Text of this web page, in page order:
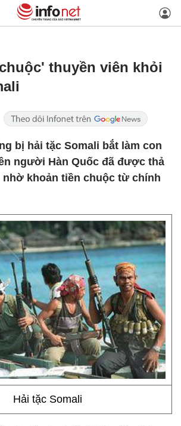
thuyền viên khỏi
bị hải tặc Somali bắt làm con
người Hàn Quốc đã được thả
nhờ khoản tiền chuộc từ chính
Hải tặc Somali